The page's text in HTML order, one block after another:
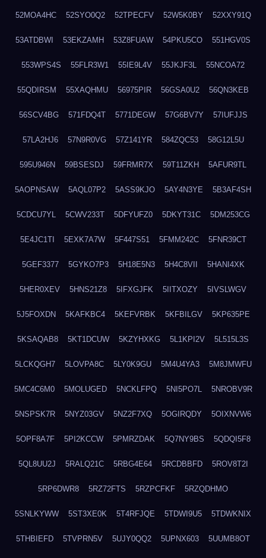
52MOA4HC 52SYO0Q2 52TPECFV 52W5K0BY 52XXY91Q
53ATDBWI 53EKZAMH 53Z8FUAW 54PKU5CO 551HGV0S
553WPS4S 55FLR3W1 55IE9L4V 55JKJF3L 55NCOA72
55QDIRSM 55XAQHMU 56975PIR 56GSA0U2 56QN3KEB
56SCV4BG 571FDQ4T 5771DEGW 57G6BV7Y 57IUFJJS
57LA2HJ6 57N9R0VG 57Z141YR 584ZQC53 58G12L5U
595U946N 59BSESDJ 59FRMR7X 59T11ZKH 5AFUR9TL
5AOPNSAW 5AQL07P2 5ASS9KJO 5AY4N3YE 5B3AF4SH
5CDCU7YL 5CWV233T 5DFYUFZ0 5DKYT31C 5DM253CG
5E4JC1TI 5EXK7A7W 5F447S51 5FMM242C 5FNR39CT
5GEF3377 5GYKO7P3 5H18E5N3 5H4C8VII 5HANI4XK
5HER0XEV 5HNS21Z8 5IFXGJFK 5IITXOZY 5IVSLWGV
5J5FOXDN 5KAFKBC4 5KEFVRBK 5KFBILGV 5KP635PE
5KSAQAB8 5KT1DCUW 5KZYHXKG 5L1KPI2V 5L515L3S
5LCKQGH7 5LOVPA8C 5LY0K9GU 5M4U4YA3 5M8JMWFU
5MC4C6M0 5MOLUGED 5NCKLFPQ 5NI5PO7L 5NROBV9R
5NSPSK7R 5NYZ03GV 5NZ2F7XQ 5OGIRQDY 5OIXNVW6
5OPF8A7F 5PI2KCCW 5PMRZDAK 5Q7NY9BS 5QDQI5F8
5QL8UU2J 5RALQ21C 5RBG4E64 5RCDBBFD 5ROV8T2I
5RP6DWR8 5RZ72FTS 5RZPCFKF 5RZQDHMO
5SNLKYWW 5ST3XE0K 5T4RFJQE 5TDWI9U5 5TDWKNIX
5THBIEFD 5TVPRN5V 5UJY0QQ2 5UPNX603 5UUMB8OT